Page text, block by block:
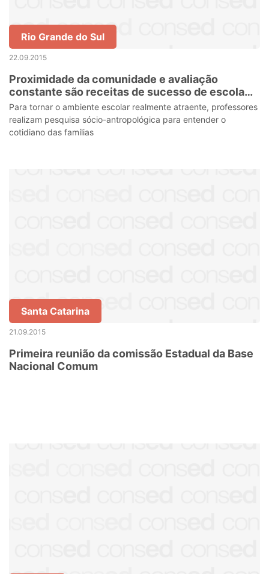
Rio Grande do Sul
22.09.2015
Proximidade da comunidade e avaliação
constante são receitas de sucesso de escola
gaúcha
Para tornar o ambiente escolar realmente atraente, professores
realizam pesquisa sócio-antropológica para entender o
cotidiano das famílias
Santa Catarina
21.09.2015
Primeira reunião da comissão Estadual da Base
Nacional Comum